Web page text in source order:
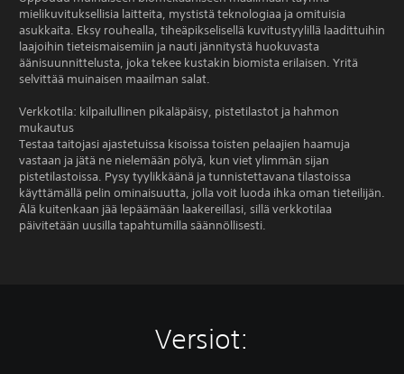
mielikuvituksellisia laitteita, mystistä teknologiaa ja omituisia
asukkaita. Eksy rouhealla, tiheäpikselisellä kuvitustyylillä laadittuihin
laajoihin tieteismaisemiin ja nauti jännitystä huokuvasta
äänisuunnittelusta, joka tekee kustakin biomista erilaisen. Yritä
selvittää muinaisen maailman salat.
Verkkotila: kilpailullinen pikaläpäisy, pistetilastot ja hahmon
mukautus
Testaa taitojasi ajastetuissa kisoissa toisten pelaajien haamuja
vastaan ja jätä ne nielemään pölyä, kun viet ylimmän sijan
pistetilastoissa. Pysy tyylikkäänä ja tunnistettavana tilastoissa
käyttämällä pelin ominaisuutta, jolla voit luoda ihka oman tieteilijän.
Älä kuitenkaan jää lepäämään laakereillasi, sillä verkkotilaa
päivitetään uusilla tapahtumilla säännöllisesti.
Versiot: